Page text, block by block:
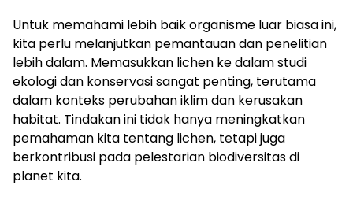
Untuk memahami lebih baik organisme luar biasa ini,
kita perlu melanjutkan pemantauan dan penelitian
lebih dalam. Memasukkan lichen ke dalam studi
ekologi dan konservasi sangat penting, terutama
dalam konteks perubahan iklim dan kerusakan
habitat. Tindakan ini tidak hanya meningkatkan
pemahaman kita tentang lichen, tetapi juga
berkontribusi pada pelestarian biodiversitas di
planet kita.